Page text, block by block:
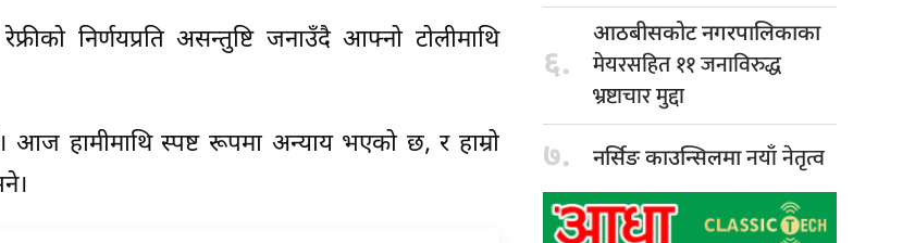
निर्णयप्रति असन्तुष्टि जनाउँदै आफ्नो टोलीमाथि
आज हामीमाथि स्पष्ट रूपमा अन्याय भएको छ, र हाम्रो
६.
आठबीसकोट नगरपालिकाका
मेयरसहित ११ जनाविरुद्ध
भ्रष्टाचार मुद्दा
७. नर्सिङ काउन्सिलमानयाँ नेतृत्व